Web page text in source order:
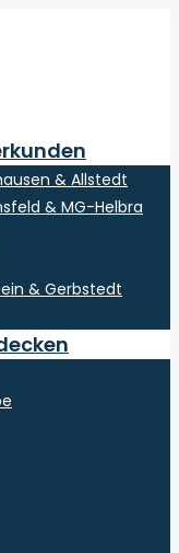
& Allstedt
& MG-Helbra
& Gerbstedt